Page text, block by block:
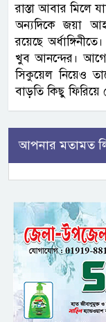
রাস্তা আবার মিলে
অন্যদিকে জয়া
রয়েছে
খুব আনন্দের।
সিকুয়েল নিয়েও
বাড়তি কিছু ফিরিয়ে
আপনার মতামত